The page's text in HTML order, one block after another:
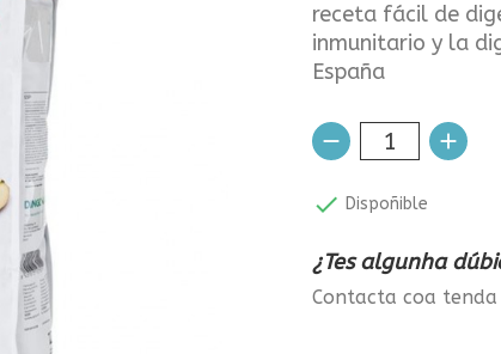
receta fácil de
inmunitario y la
España
 Dispoñible
¿Tes algunha
Contacta coa tenda